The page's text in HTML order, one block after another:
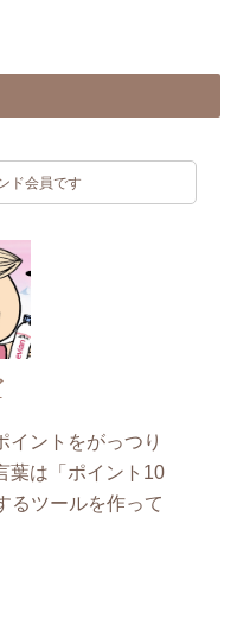
ド会員です
イントをがっつり
葉は「ポイント10
るツールを作って